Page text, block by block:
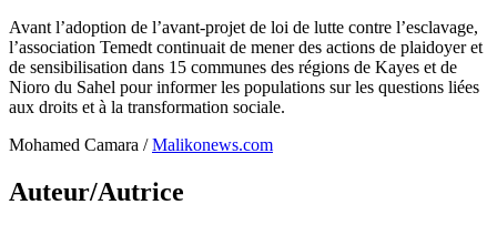
Avant l’adoption de l’avant-projet de loi de lutte contre l’esclavage,
l’association Temedt continuait de mener des actions de plaidoyer et
de sensibilisation dans 15 communes des régions de Kayes et de
Nioro du Sahel pour informer les populations sur les questions liées
aux droits et à la transformation sociale.
Mohamed Camara /Malikonews.com
Auteur/Autrice